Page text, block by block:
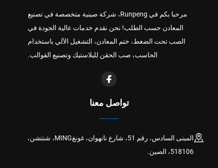
مرحبا بكم في Runpeng، شركة صينية متخصصة في تصنيع
المعادن حسب الطلب! نحن نقدم خدمات عالية الجودة في
الصب تحت الضغط، ختم المعادن، التشغيل الآلي باستخدام
الحاسب، صب الحقن للبلاستيك وتصنيع القوالب.
تواصل معنا
المبنى السادس، رقم 51، شارع نانهوان، غونغMING، شنتشن،
518106، الصين.